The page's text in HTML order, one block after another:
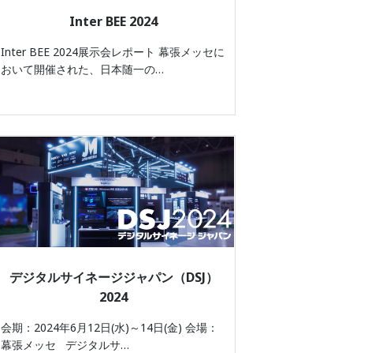
Inter BEE 2024
Inter BEE 2024展示会レポート 幕張メッセに
おいて開催された、日本随一の…
デジタルサイネージジャパン（DSJ）
2024
会期：2024年6月12日(水)～14日(金) 会場：
幕張メッセ デジタルサ…